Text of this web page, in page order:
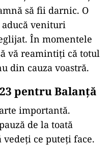
să fii darnic. O
aducă venituri
În momentele
vă reamintiți că totul
din cauza voastră.
pentru Balanţă
importantă.
de la toată
ce puteţi face.